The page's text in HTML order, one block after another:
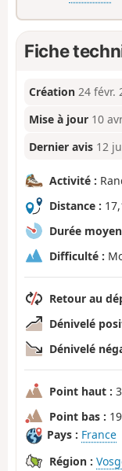
Fiche
Création 24 févr.
Mise à jour 10
Dernier avis 12
Activité :
Distance :
Durée
Difficulté :
Retour au
Dénivelé
Dénivelé
Point haut :
Point bas :
Pays : France
Région :